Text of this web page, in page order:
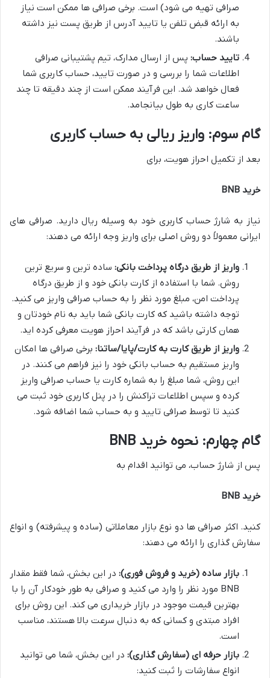
صرافی تهیه می شود) است. برخی صرافی ها ممکن است نیاز
به ارائه قبض تلفن یا تایید آدرس از طریق پست نیز داشته
باشند.
تایید حساب: پس از ارسال مدارک، تیم پشتیبانی صرافی
اطلاعات شما را بررسی و در صورت تایید، حساب کاربری شما
فعال خواهد شد. این فرآیند ممکن است از چند دقیقه تا چند
ساعت کاری به طول بیانجامد.
گام سوم: واریز ریالی به حساب کاربری
بعد از تکمیل احراز هویت، برای
خرید BNB
نیاز به شارژ حساب کاربری خود به وسیله ریال دارید. صرافی های
ایرانی معمولاً دو روش اصلی برای واریز وجه ارائه می دهند:
واریز از طریق درگاه پرداخت بانکی: ساده ترین و سریع ترین
روش. شما با استفاده از کارت بانکی خود و از طریق درگاه
پرداخت امن، مبلغ مورد نظر را به حساب صرافی واریز می کنید.
توجه داشته باشید که کارت بانکی شما باید به نام خودتان و
همان کارتی باشد که در فرآیند احراز هویت معرفی کرده اید.
واریز از طریق کارت به کارت/پایا/ساتنا: برخی صرافی ها امکان
واریز مستقیم به حساب بانکی خود را نیز فراهم می کنند. در
این روش، شما مبلغ را به شماره کارت یا حساب صرافی واریز
کرده و سپس اطلاعات تراکنش را در پنل کاربری خود ثبت می
کنید تا توسط صرافی تایید و به حساب شما اضافه شود.
گام چهارم: نحوه خرید BNB
پس از شارژ حساب، می توانید اقدام به
خرید BNB
کنید. اکثر صرافی ها دو نوع بازار معاملاتی (ساده و پیشرفته) و انواع
سفارش گذاری را ارائه می دهند:
بازار ساده (خرید و فروش فوری): در این بخش، شما فقط مقدار
BNB مورد نظر را وارد می کنید و صرافی به طور خودکار آن را با
بهترین قیمت موجود در بازار خریداری می کند. این روش برای
افراد مبتدی و کسانی که به دنبال سرعت بالا هستند، مناسب
است.
بازار حرفه ای (سفارش گذاری): در این بخش، شما می توانید
انواع سفارشات را ثبت کنید: